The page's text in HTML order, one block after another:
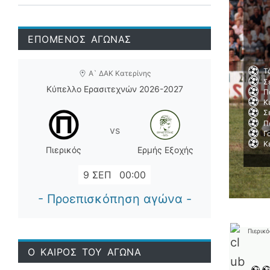
ΕΠΟΜΕΝΟΣ ΑΓΩΝΑΣ
Α` ΔΑΚ Κατερίνης
Κύπελλο Ερασιτεχνών 2026-2027
Πιερικός
vs
Ερμής Εξοχής
9 ΣΕΠ 00:00
- Προεπισκόπηση αγώνα -
Ο ΚΑΙΡΟΣ ΤΟΥ ΑΓΩΝΑ